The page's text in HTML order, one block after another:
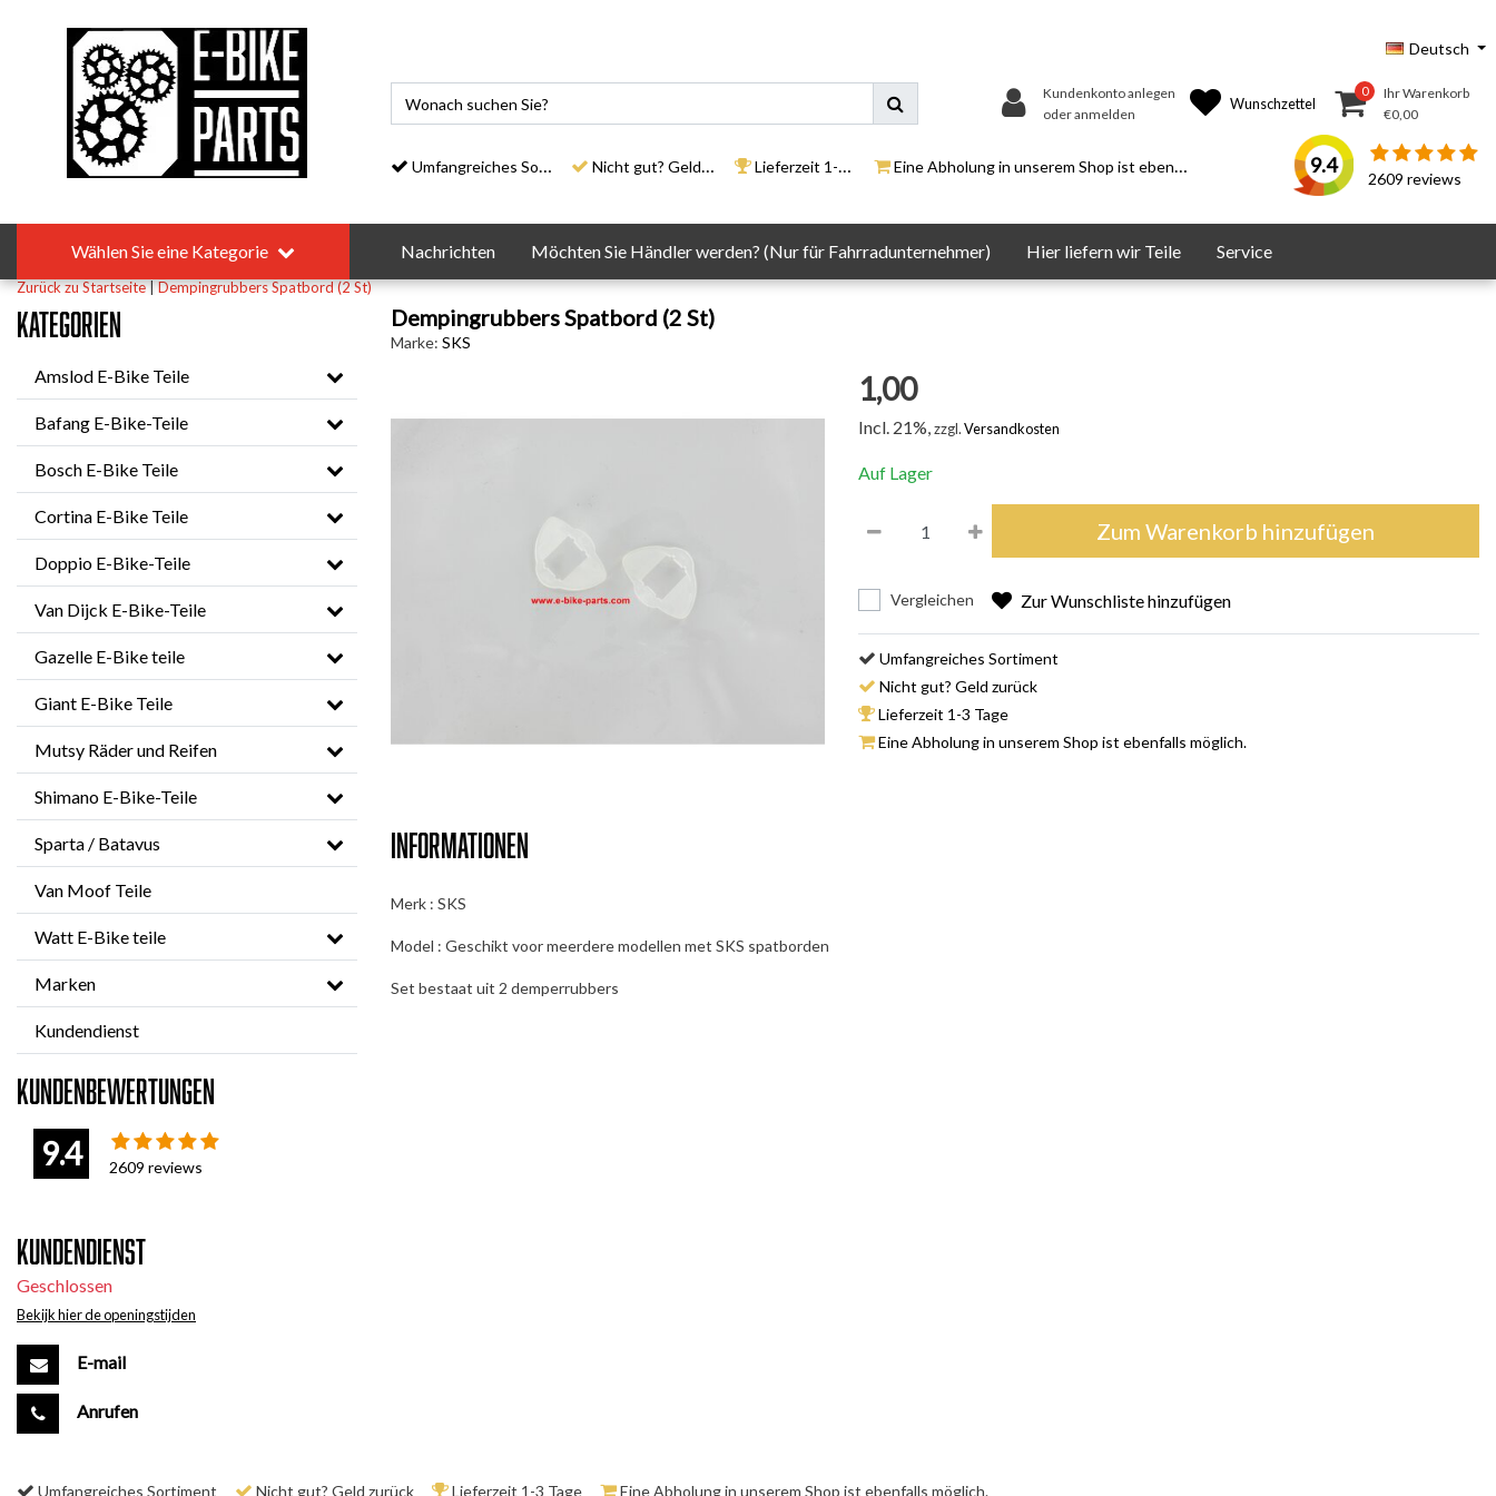
Deutsch
Kundenkonto anlegen
oder anmelden
Wunschzettel
0
Ihr Warenkorb
€0,00
Umfangreiches Sortiment Nicht gut? Geld zurück Lieferzeit 1-3 Tage Eine Abholung in unserem Shop ist ebenfalls möglich. 9.4
2609 reviews
Wählen Sie eine Kategorie Nachrichten Möchten Sie Händler werden? (Nur für Fahrradunternehmer) Hier liefern wir Teile Service
Zurück zu Startseite|Dempingrubbers Spatbord (2 St)
Kategorien
Amslod E-Bike Teile
Bafang E-Bike-Teile
Bosch E-Bike Teile
Cortina E-Bike Teile
Doppio E-Bike-Teile
Van Dijck E-Bike-Teile
Gazelle E-Bike teile
Giant E-Bike Teile
Mutsy Räder und Reifen
Shimano E-Bike-Teile
Sparta / Batavus
Van Moof Teile
Watt E-Bike teile
Marken
Kundendienst
Kundenbewertungen
9.4
2609 reviews
Kundendienst
Geschlossen
Bekijk hier de openingstijden
E-mail
Anrufen
Dempingrubbers Spatbord (2 St)
Marke: SKS
1,00
Incl. 21%,zzgl.Versandkosten
Auf Lager
Zum Warenkorb hinzufügen
Vergleichen Zur Wunschliste hinzufügen
Umfangreiches Sortiment
Nicht gut? Geld zurück
Lieferzeit 1-3 Tage
Eine Abholung in unserem Shop ist ebenfalls möglich.
Informationen
Merk : SKS
Model : Geschikt voor meerdere modellen met SKS spatborden
Set bestaat uit 2 demperrubbers
Umfangreiches Sortiment Nicht gut? Geld zurück Lieferzeit 1-3 Tage Eine Abholung in unserem Shop ist ebenfalls möglich.